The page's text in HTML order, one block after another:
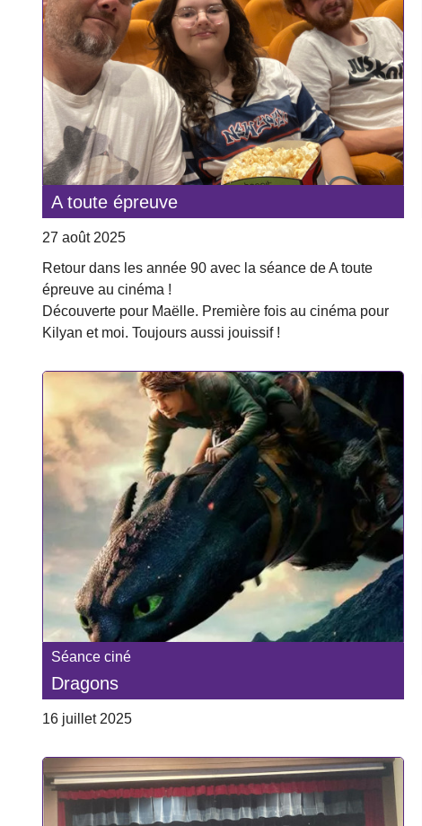
A toute épreuve
27 août 2025
Retour dans les année 90 avec la séance de A toute
épreuve au cinéma !
Découverte pour Maëlle. Première fois au cinéma pour
Kilyan et moi. Toujours aussi jouissif !
Séance ciné
Dragons
16 juillet 2025